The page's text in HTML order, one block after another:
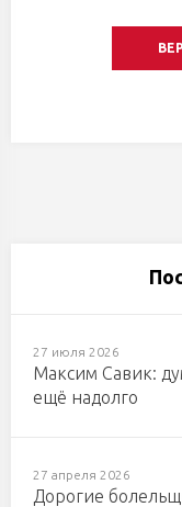
27 июля 2026
Максим Савик:
ещё надолго
27 апреля 2026
Дорогие